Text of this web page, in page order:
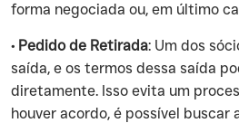
forma negociada ou, em último
• Pedido de Retirada: Um dos
saída, e os termos dessa saída
diretamente. Isso evita um
houver acordo, é possível buscar